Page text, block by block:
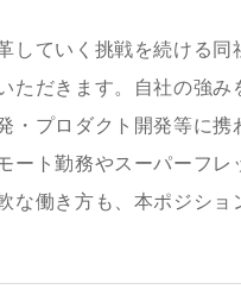
していく挑戦を続ける
ただきます。自社の強
・プロダクト開発等に携
ート勤務やスーパーフレ
な働き方も、本ポジショ